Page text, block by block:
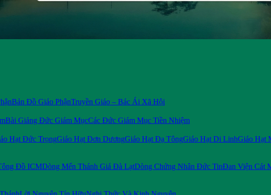
Bản Đồ Giáo PhậnTruyền Giáo – Bác Ái Xã Hội
Bài Giảng Đức Giám MụcCác Đức Giám Mục Tiền Nhiệm
Hạt Đức TrọngGiáo Hạt Đơn DươngGiáo Hạt Đạ TôngGiáo Hạt Di LinhGiáo Hạt
Đồ ICMDòng Mến Thánh Giá Đà LạtDòng Chứng Nhân Đức TinĐan Viện Cát